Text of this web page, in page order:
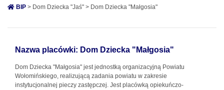
BIP > Dom Dziecka "Jaś" > Dom Dziecka "Małgosia"
Nazwa placówki: Dom Dziecka "Małgosia"
Dom Dziecka "Małgosia" jest jednostką organizacyjną Powiatu
Wołomińskiego, realizującą zadania powiatu w zakresie
instytucjonalnej pieczy zastępczej. Jest placówką opiekuńczo-